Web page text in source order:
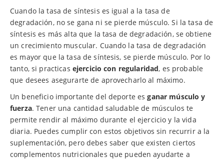
Cuando la tasa de síntesis es igual a la tasa de
degradación, no se gana ni se pierde músculo. Si la tasa de
síntesis es más alta que la tasa de degradación, se obtiene
un crecimiento muscular. Cuando la tasa de degradación
es mayor que la tasa de síntesis, se pierde músculo. Por lo
tanto, si practicas ejercicio con regularidad, es probable
que desees asegurarte de aprovecharlo al máximo.
Un beneficio importante del deporte esganar músculo y
fuerza. Tener una cantidad saludable de músculos te
permite rendir al máximo durante el ejercicio y la vida
diaria. Puedes cumplir con estos objetivos sin recurrir a la
suplementación, pero debes saber que existen ciertos
complementos nutricionales que pueden ayudarte a